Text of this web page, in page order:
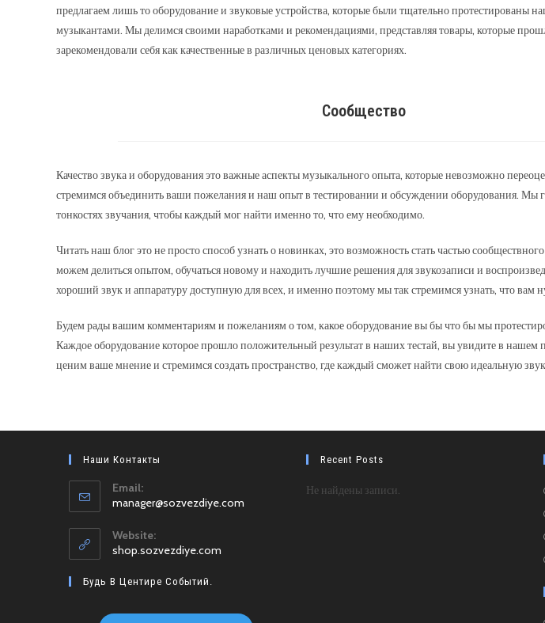
предлагаем лишь то оборудование и звуковые устройства, которые были тщательно протестированы
музыкантами. Мы делимся своими наработками и рекомендациями, представляя товары, которые
зарекомендовали себя как качественные в различных ценовых категориях.
Сообщество
Качество звука и оборудования это важные аспекты музыкального опыта, которые невозможно
стремимся объединить ваши пожелания и наш опыт в тестировании и обсуждении оборудования. Мы
тонкостях звучания, чтобы каждый мог найти именно то, что ему необходимо.
Читать наш блог это не просто способ узнать о новинках, это возможность стать частью
можем делиться опытом, обучаться новому и находить лучшие решения для звукозаписи и
хороший звук и аппаратуру доступную для всех, и именно поэтому мы так стремимся узнать, что вам
Будем рады вашим комментариям и пожеланиям о том, какое оборудование вы бы что бы мы
Каждое оборудование которое прошло положительный результат в наших тестай, вы увидите в нашем
ценим ваше мнение и стремимся создать пространство, где каждый сможет найти свою идеальную
Наши Контакты
Email:
manager@sozvezdiye.com
Website:
shop.sozvezdiye.com
Будь В Центире Событий.
Recent Posts
Не найдены записи.